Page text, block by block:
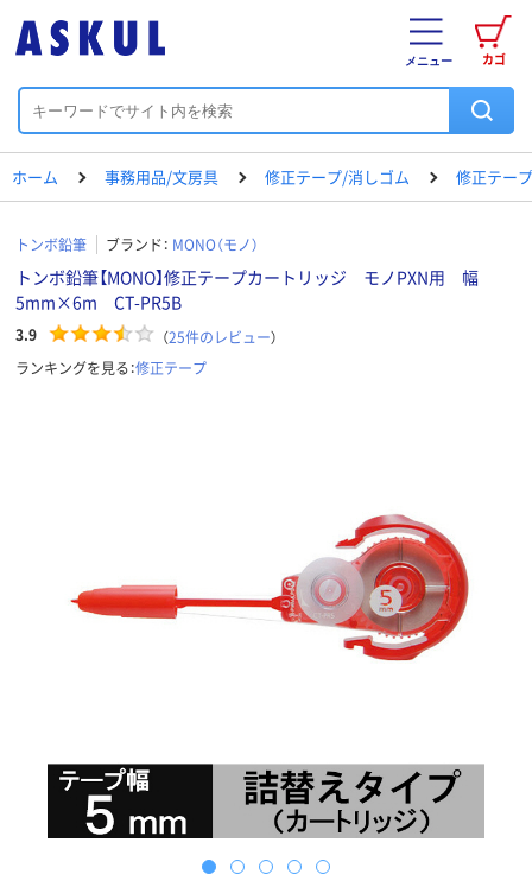
カゴ
メニュー
ホーム 事務用品/文房具 修正テープ/消しゴム 修正テープ
トンボ鉛筆 ブランド： MONO（モノ）
トンボ鉛筆【MONO】修正テープカートリッジ モノPXN用 幅
5mm×6m CT-PR5B
3.9 （25件のレビュー）
ランキングを見る：修正テープ